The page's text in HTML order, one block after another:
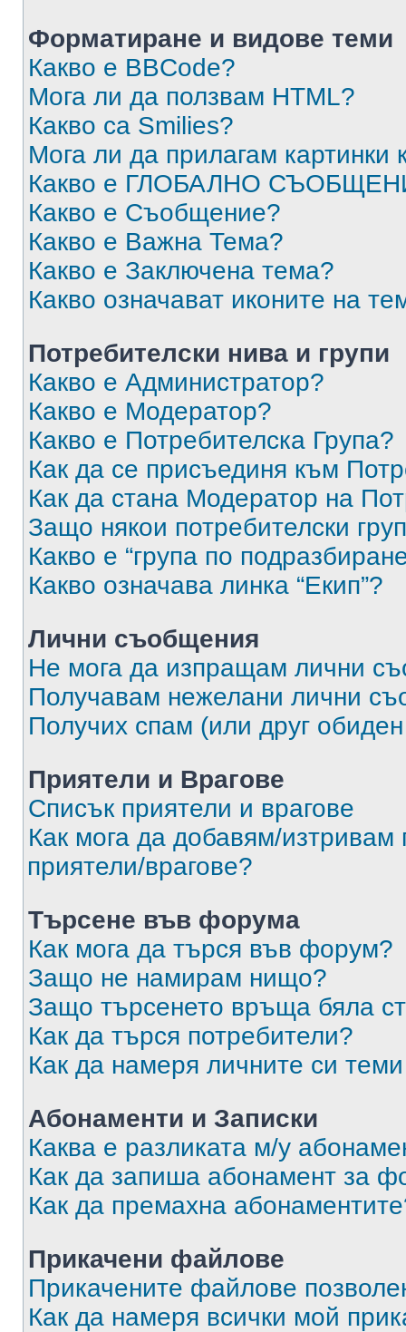
Форматиране и видове теми
Какво е BBCode?
Мога ли да ползвам HTML?
Какво са Smilies?
Мога ли да прилагам
Какво е ГЛОБАЛНО
Какво е Съобщение?
Какво е Важна Тема?
Какво е Заключена тема?
Какво означават иконите на
Потребителски нива и групи
Какво е Администратор?
Какво е Модератор?
Какво е Потребителска Група?
Как да се присъединя към
Как да стана Модератор на
Защо някои потребителски
Какво е “група по
Какво означава линка “Екип”?
Лични съобщения
Не мога да изпращам лични
Получавам нежелани лични
Получих спам (или друг
Приятели и Врагове
Списък приятели и врагове
Как мога да добавям/изтривам
приятели/врагове?
Търсене във форума
Как мога да търся във форум?
Защо не намирам нищо?
Защо търсенето връща бяла
Как да търся потребители?
Как да намеря личните си
Абонаменти и Записки
Каква е разликата м/у
Как да запиша абонамент за
Как да премахна
Прикачени файлове
Прикачените файлове
Как да намеря всички мой